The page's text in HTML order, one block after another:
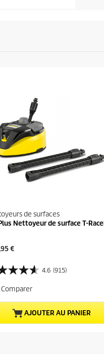
de surfaces
Nettoyeur de surface T-
€
4.6 (915)
Comparer
AJOUTER AU PANIER